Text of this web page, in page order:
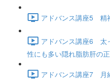
アドバンス講座5 精
アドバンス講座6 太
性にも多い隠れ脂肪肝の
アドバンス講座7 月